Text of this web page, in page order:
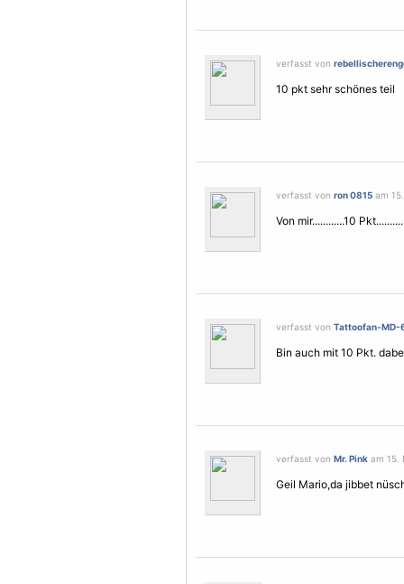
verfasst von
10 pkt sehr schönes teil
verfasst von ron 0815 am
Von mir............10
verfasst von Tattoofan-MD-
Bin auch mit 10 Pkt.
verfasst von Mr. Pink am 15.
Geil Mario,da jibbet